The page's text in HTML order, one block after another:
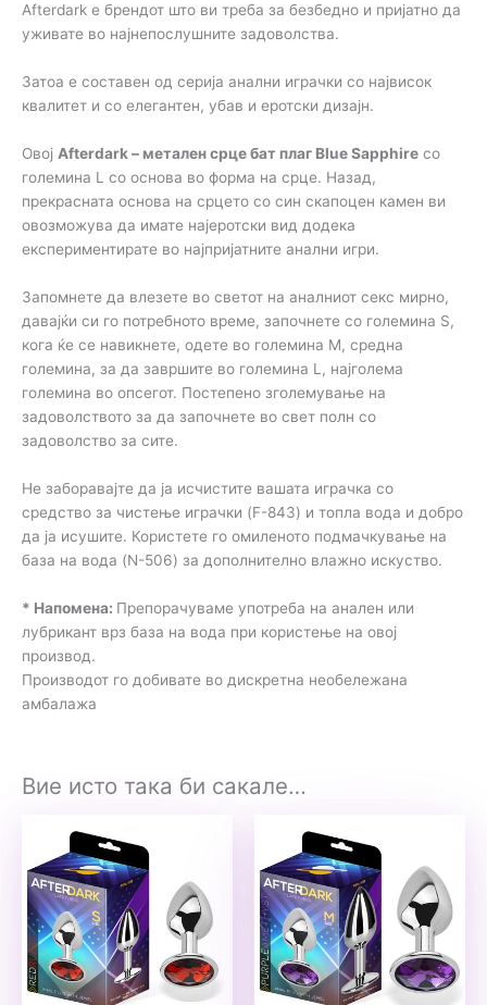
Afterdark е брендот што ви треба за безбедно и пријатно да
уживате во најнепослушните задоволства.
Затоа е составен од серија анални играчки со највисок
квалитет и со елегантен, убав и еротски дизајн.
Овој Afterdark – метален срце бат плаг Blue Sapphire со
големина L со основа во форма на срце. Назад,
прекрасната основа на срцето со син скапоцен камен ви
овозможува да имате најеротски вид додека
експериментирате во најпријатните анални игри.
Запомнете да влезете во светот на аналниот секс мирно,
давајќи си го потребното време, започнете со големина S,
кога ќе се навикнете, одете во големина М, средна
големина, за да завршите во големина L, најголема
големина во опсегот. Постепено зголемување на
задоволството за да започнете во свет полн со
задоволство за сите.
Не заборавајте да ја исчистите вашата играчка со
средство за чистење играчки (F-843) и топла вода и добро
да ја исушите. Користете го омиленото подмачкување на
база на вода (N-506) за дополнително влажно искуство.
* Напомена: Препорачуваме употреба на анален или
лубрикант врз база на вода при користење на овој
производ.
Производот го добивате во дискретна необележана
амбалажа
Вие исто така би сакале…